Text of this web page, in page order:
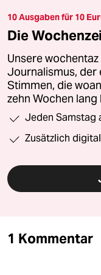
10 Ausgaben für 10
Die
Unsere
Journalismus, der
Stimmen, die
zehn Wochen lang
Jeden Samstag
Zusätzlich
1 Kommentar